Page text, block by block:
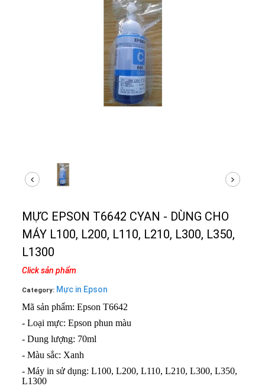
MỰC EPSON T6642 CYAN - DÙNG CHO
MÁY L100, L200, L110, L210, L300, L350,
L1300
Click sản phẩm
Category: Mực in Epson
Mã sản phẩm: Epson T6642
- Loại mực: Epson phun màu
- Dung lượng: 70ml
- Màu sắc: Xanh
- Máy in sử dụng: L100, L200, L110, L210, L300, L350,
L1300